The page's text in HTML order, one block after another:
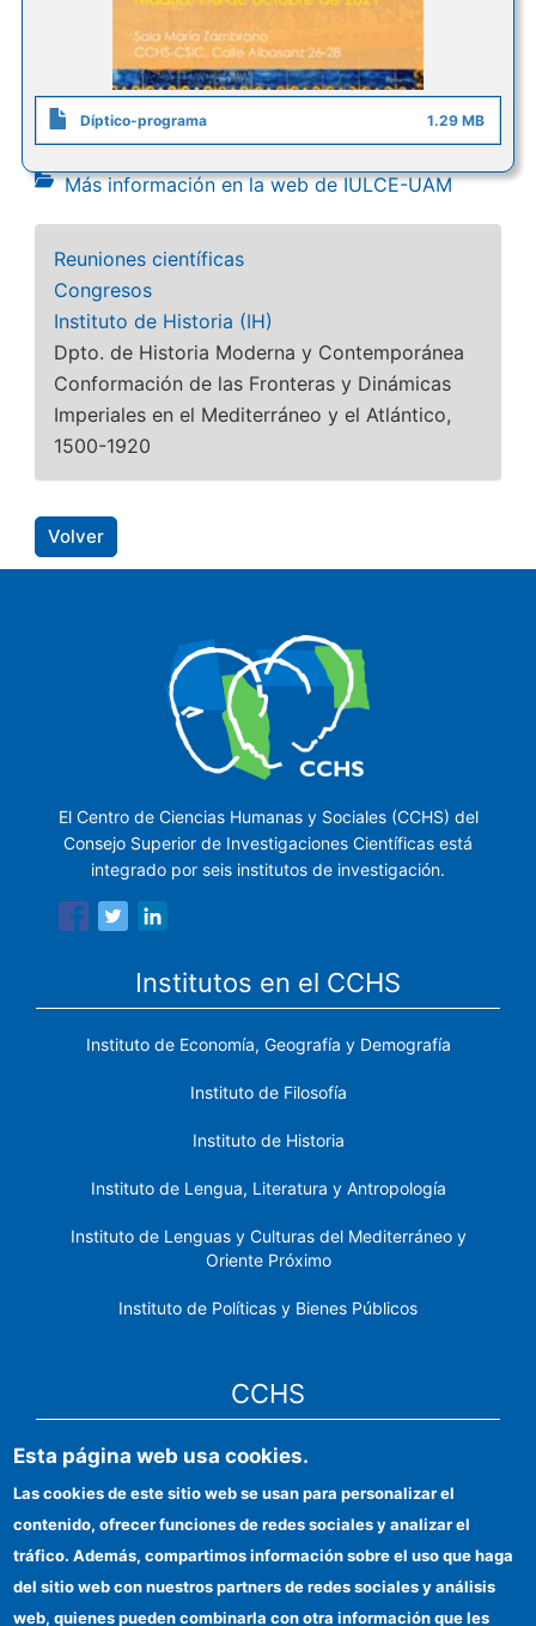
Díptico-programa 1.29 MB
Más información en la web de IULCE-UAM
Reuniones científicas
Congresos
Instituto de Historia (IH)
Dpto. de Historia Moderna y Contemporánea
Conformación de las Fronteras y Dinámicas
Imperiales en el Mediterráneo y el Atlántico,
1500-1920
Volver
El Centro de Ciencias Humanas y Sociales (CCHS) del
Consejo Superior de Investigaciones Científicas está
integrado por seis institutos de investigación.
Institutos en el CCHS
Instituto de Economía, Geografía y Demografía
Instituto de Filosofía
Instituto de Historia
Instituto de Lengua, Literatura y Antropología
Instituto de Lenguas y Culturas del Mediterráneo y
Oriente Próximo
Instituto de Políticas y Bienes Públicos
CCHS
Sede electrónica CSIC
Identidad institucional
Información para proveedores
Ayudas FEDER
Esta página web usa cookies.
Las cookies de este sitio web se usan para personalizar el
contenido, ofrecer funciones de redes sociales y analizar el
tráfico. Además, compartimos información sobre el uso que haga
del sitio web con nuestros partners de redes sociales y análisis
web, quienes pueden combinarla con otra información que les